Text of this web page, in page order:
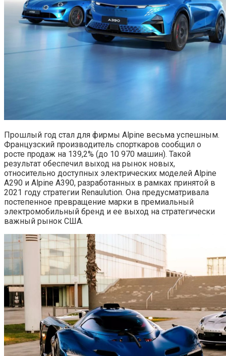
Прошлый год стал для фирмы Alpine весьма успешным.
Французский производитель спорткаров сообщил о
росте продаж на 139,2% (до 10 970 машин). Такой
результат обеспечил выход на рынок новых,
относительно доступных электрических моделей Alpine
A290 и Alpine A390, разработанных в рамках принятой в
2021 году стратегии Renaulution. Она предусматривала
постепенное превращение марки в премиальный
электромобильный бренд и ее выход на стратегически
важный рынок США.